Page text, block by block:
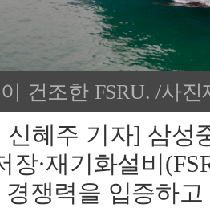
건조한 FSRU. /사
신혜주 기자] 삼성
장·재기화설비
쟁력을 입증하고